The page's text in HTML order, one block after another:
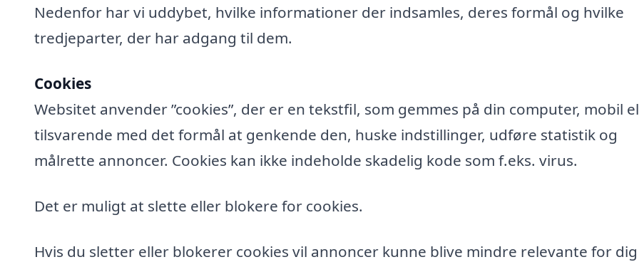
Nedenfor har vi uddybet, hvilke informationer der indsamles, deres formål og hvilke
tredjeparter, der har adgang til dem.
Cookies
Websitet anvender ”cookies”, der er en tekstfil, som gemmes på din computer, mobil
tilsvarende med det formål at genkende den, huske indstillinger, udføre statistik og
målrette annoncer. Cookies kan ikke indeholde skadelig kode som f.eks. virus.
Det er muligt at slette eller blokere for cookies.
Hvis du sletter eller blokerer cookies vil annoncer kunne blive mindre relevante for